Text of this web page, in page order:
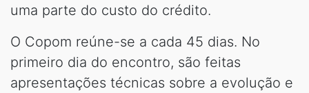
uma parte do custo do crédito.
O Copom reúne-se a cada 45 dias. No
primeiro dia do encontro, são feitas
apresentações técnicas sobre a evolução e